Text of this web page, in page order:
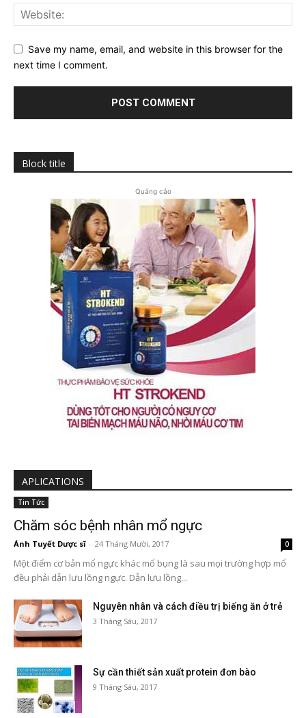
Save my name, email, and website in this browser for the
next time I comment.
Block title
Quảng cáo
APLICATIONS
Tin Tức
Chăm sóc bệnh nhân mổ ngực
Ánh Tuyết Dược sĩ - 24 Tháng Mười, 2017 0
Một điểm cơ bản mổ ngực khác mổ bụng là sau mọi trường hợp mổ
đều phải dẫn lưu lồng ngực. Dẫn lưu lồng...
Nguyên nhân và cách điều trị biếng ăn ở trẻ
3 Tháng Sáu, 2017
Sự cần thiết sản xuất protein đơn bào
9 Tháng Sáu, 2017